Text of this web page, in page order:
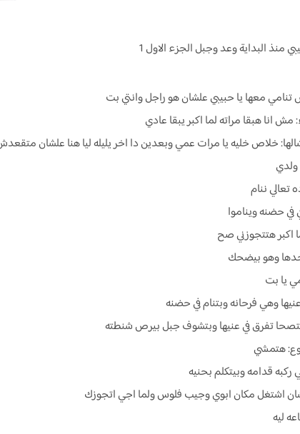
منذ البداية وعد وجبل الجزء الاول 1
معها يا حبيبي علشان هو راجل وانتي بت
مش انا هبقا مراته لما اكبر يبقا عادي
خلاص خليه يا مرات عمي وبعدين دا اخر يليله ليا هنا علشان
ولدي
تعالي ننام
في حضنه ويناموا
اكبر هتتجوزني صح
وهو بيضحك
يا بت
وهي فرحانه وبتنام في حضنه
تفرق في عنيها وبتشوف جبل بيرص شنطته
هتمشي
ركبه قدامه وبيتكلم بحنيه
اشتغل مكان ابوي وجيب فلوس ولما اجي اتجوزك
ليه